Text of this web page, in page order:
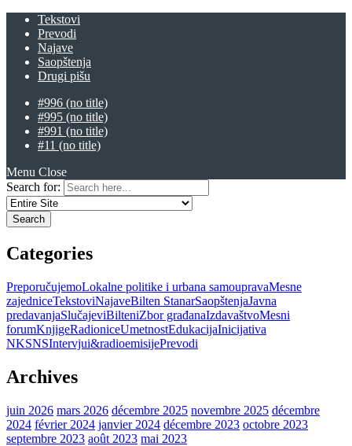
Tekstovi
Prevodi
Najave
Saopštenja
Drugi pišu
#996 (no title)
#995 (no title)
#991 (no title)
#11 (no title)
Menu Close
Search for:
Categories
PreporučujemoLokalne politike i urbana samoupravaMesne
zajedniceTekstoviNajaveBilten StanarSaopštenjaJavna
predavanjaSlučajeviBilteniZbor građanaIzdavaštvoMesni
forumKnjigeRadioniceUmetnostEdukacijaInicijativa
NKSNSIntervjui&radioemisijePrevodi
Archives
juin 2026 mars 2026 décembre 2025 novembre 2025 décembre
2024 février 2024 janvier 2024 décembre 2023 octobre 2023
septembre 2023 août 2023 mai 2023